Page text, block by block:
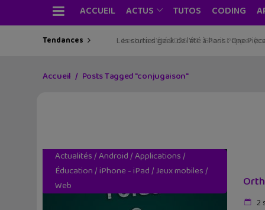
ACCUEIL ACTUS TUTOS CODING
Tendances Les sorties geek de l’été à Paris : One
Accueil Posts Tagged "conjugaison"
Actualités/Android/Applications/
Éducation/iPhone - iPad/Jeux mobiles/
Web
2